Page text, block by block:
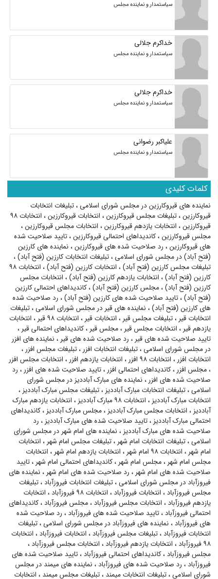
سیاستمدار و نماینده مجلس
خداکرم جلالی
سیاستمدار و نماینده مجلس
خداکرم جلالی
سیاستمدار و نماینده مجلس
علیاکبر رضوانی
سیاستمدار و نماینده مجلس
کلمات کلیدی
نماینده های قیروکارزین در مجلس شورای اسلامی،تبلیغات انتخابات
قیروکارزین،تبلیغات مجلس قیروکارزین، انتخابات قیروکارزین،
انتخابات ۹۸
قیروکارزین، انتخابات یازدهم قیروکارزین، انتخابات مجلس قیروکارزین،
مجلس قیروکارزین،کاندیداهای احتمالی قیروکارزین،تایید صلاحیت شده
های قیروکارزین، رد صلاحیت شده های قیروکارزین، نماینده های کارزین
(فتح آباد) در مجلس شورای اسلامی،تبلیغات انتخابات کارزین (فتح آباد)،
تبلیغات مجلس کارزین (فتح آباد)، انتخابات کارزین (فتح آباد)،
انتخابات ۹۸
کارزین (فتح آباد)، انتخابات یازدهم کارزین (فتح آباد)، انتخابات مجلس
کارزین (فتح آباد)،مجلس کارزین (فتح آباد)،کاندیداهای احتمالی کارزین
(فتح آباد)،تایید صلاحیت شده های کارزین (فتح آباد)، رد صلاحیت شده
های کارزین (فتح آباد)، نماینده های قیر در مجلس شورای اسلامی،تبلیغات
انتخابات قیر ،تبلیغات مجلس قیر ، انتخابات قیر ، انتخابات ۹۸ قیر ، انتخابات
یازدهم قیر ، انتخابات مجلس قیر ،مجلس قیر ،کاندیداهای احتمالی قیر ،
تایید صلاحیت شده های قیر ، رد صلاحیت شده های قیر ، نماینده های افزر
در مجلس شورای اسلامی،تبلیغات انتخابات افزر ،تبلیغات مجلس افزر ،
انتخابات افزر ، انتخابات ۹۸ افزر ، انتخابات یازدهم افزر ، انتخابات مجلس افزر
،مجلس افزر ،کاندیداهای احتمالی افزر ،تایید صلاحیت شده های افزر ، رد
صلاحیت شده های افزر ، نماینده های مبارک آباددیز در مجلس شورای
اسلامی،تبلیغات انتخابات مبارک آباددیز ،تبلیغات مجلس مبارک آباددیز ،
انتخابات مبارک آباددیز ، انتخابات ۹۸ مبارک آباددیز ، انتخابات یازدهم مبارک
آباددیز ، انتخابات مجلس مبارک آباددیز ،مجلس مبارک آباددیز ،کاندیداهای
احتمالی مبارک آباددیز ،تایید صلاحیت شده های مبارک آباددیز ، رد
صلاحیت شده های مبارک آباددیز ، نماینده های امام شهر در مجلس شورای
اسلامی،تبلیغات انتخابات امام شهر ،تبلیغات مجلس امام شهر ، انتخابات
امام شهر ، انتخابات ۹۸ امام شهر ، انتخابات یازدهم امام شهر ، انتخابات
مجلس امام شهر ،مجلس امام شهر ،کاندیداهای احتمالی امام شهر ،تایید
صلاحیت شده های امام شهر ، رد صلاحیت شده های امام شهر ، نماینده های
فیروزآباد در مجلس شورای اسلامی،تبلیغات انتخابات فیروزآباد،تبلیغات
مجلس فیروزآباد، انتخابات فیروزآباد، انتخابات ۹۸ فیروزآباد ، انتخابات
یازدهم فیروزآباد، انتخابات مجلس فیروزآباد،مجلس فیروزآباد،کاندیداهای
احتمالی فیروزآباد،تایید صلاحیت شده های فیروزآباد، رد صلاحیت شده
های فیروزآباد، نماینده های فیروزآباد در مجلس شورای اسلامی،تبلیغات
انتخابات فیروزآباد،تبلیغات مجلس فیروزآباد، انتخابات فیروزآباد، انتخابات
۹۸ فیروزآباد
، انتخابات یازدهم فیروزآباد، انتخابات مجلس فیروزآباد،
مجلس فیروزآباد،کاندیداهای احتمالی فیروزآباد،تایید صلاحیت شده های
فیروزآباد، رد صلاحیت شده های فیروزآباد، نماینده های میمند در مجلس
شورای اسلامی،تبلیغات انتخابات میمند ،تبلیغات مجلس میمند ، انتخابات